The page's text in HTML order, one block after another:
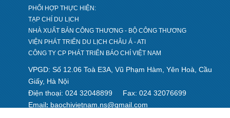
PHỐI HỢP THỰC HIỆN:
TẠP CHÍ DU LỊCH
NHÀ XUẤT BẢN CÔNG THƯƠNG - BỘ CÔNG THƯƠNG
VIỆN PHÁT TRIỂN DU LỊCH CHÂU Á - ATI
CÔNG TY CP PHÁT TRIỂN BÁO CHÍ VIỆT NAM
VPGD: Số 12.06 Toà E3A, Vũ Phạm Hàm, Yên Hoà, Cầu
Giấy, Hà Nội
Điện thoại: 024 32048899
Fax: 024 32076699
Email: baochivietnam.ns@gmail.com